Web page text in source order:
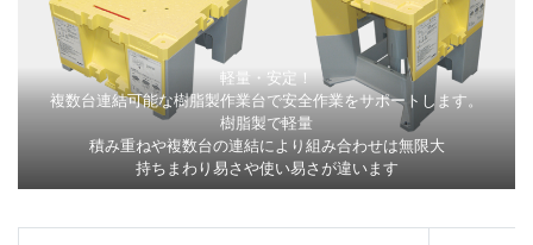
軽量・安定！
複数台連結可能な樹脂製作業台で安全作業をサポートします。
樹脂製で軽量
積み重ねや複数台の連結により組み合わせは無限大
持ちまわり易さや使い易さが違います